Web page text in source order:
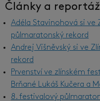
Články a
Adéla Stavinohová si ve
půlmaratonský rekord
Andrej Višněvský si ve
rekord
Prvenství ve zlínském
Brňané Lukáš Kučera a
8. festivalový